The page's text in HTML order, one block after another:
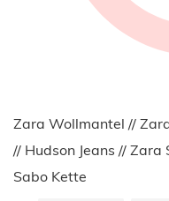
Zara Wollmantel //
// Hudson Jeans // Zara
Sabo Kette